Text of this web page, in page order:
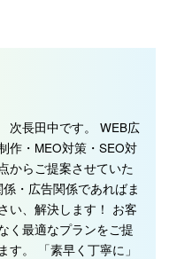
長田中です。 WEB広
作・MEO対策・SEO対
からご提案させていた
・広告関係であればま
い、解決します！ お客
く最適なプランをご提
す。 「素早く丁寧に」